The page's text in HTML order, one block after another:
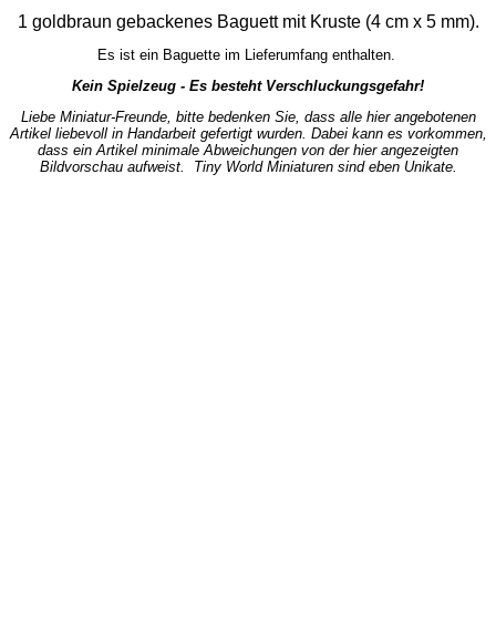
1 goldbraun gebackenes Baguett mit Kruste (4 cm x 5 mm).
Es ist ein Baguette im Lieferumfang enthalten.
Kein Spielzeug - Es besteht Verschluckungsgefahr!
Liebe Miniatur-Freunde, bitte bedenken Sie, dass alle hier angebotenen
Artikel liebevoll in Handarbeit gefertigt wurden. Dabei kann es vorkommen,
dass ein Artikel minimale Abweichungen von der hier angezeigten
Bildvorschau aufweist. Tiny World Miniaturen sind eben Unikate.